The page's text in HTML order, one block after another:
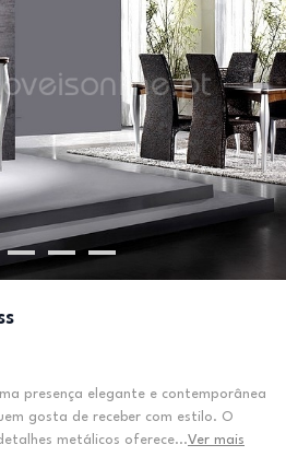
presença elegante e contemporânea
gosta de receber com estilo. O
metálicos oferece...Ver mais